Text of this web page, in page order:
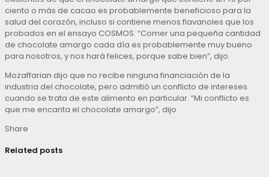
ciento o más de cacao es probablemente beneficioso para la
salud del corazón, incluso si contiene menos flavanoles que los
probados en el ensayo COSMOS. “Comer una pequeña cantidad
de chocolate amargo cada día es probablemente muy bueno
para nosotros, y nos hará felices, porque sabe bien”, dijo.
Mozaffarian dijo que no recibe ninguna financiación de la
industria del chocolate, pero admitió un conflicto de intereses
cuando se trata de este alimento en particular. “Mi conflicto es
que me encanta el chocolate amargo”, dijo.
Share
Related posts